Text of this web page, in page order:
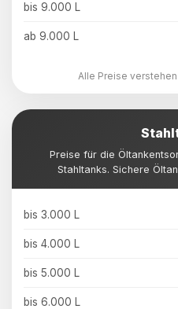
bis 9.000 L
ab 9.000 L
Alle Preise
Preise für die
Stahltanks. Sichere
bis 3.000 L
bis 4.000 L
bis 5.000 L
bis 6.000 L